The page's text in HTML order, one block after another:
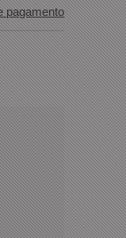
pagamento